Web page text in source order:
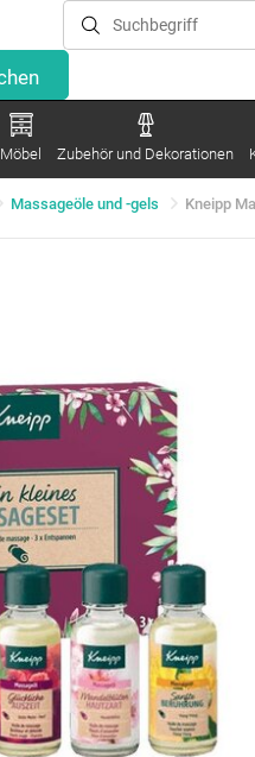
Möbel Zubehör und Dekorationen
Massageöle und -gels Kneipp